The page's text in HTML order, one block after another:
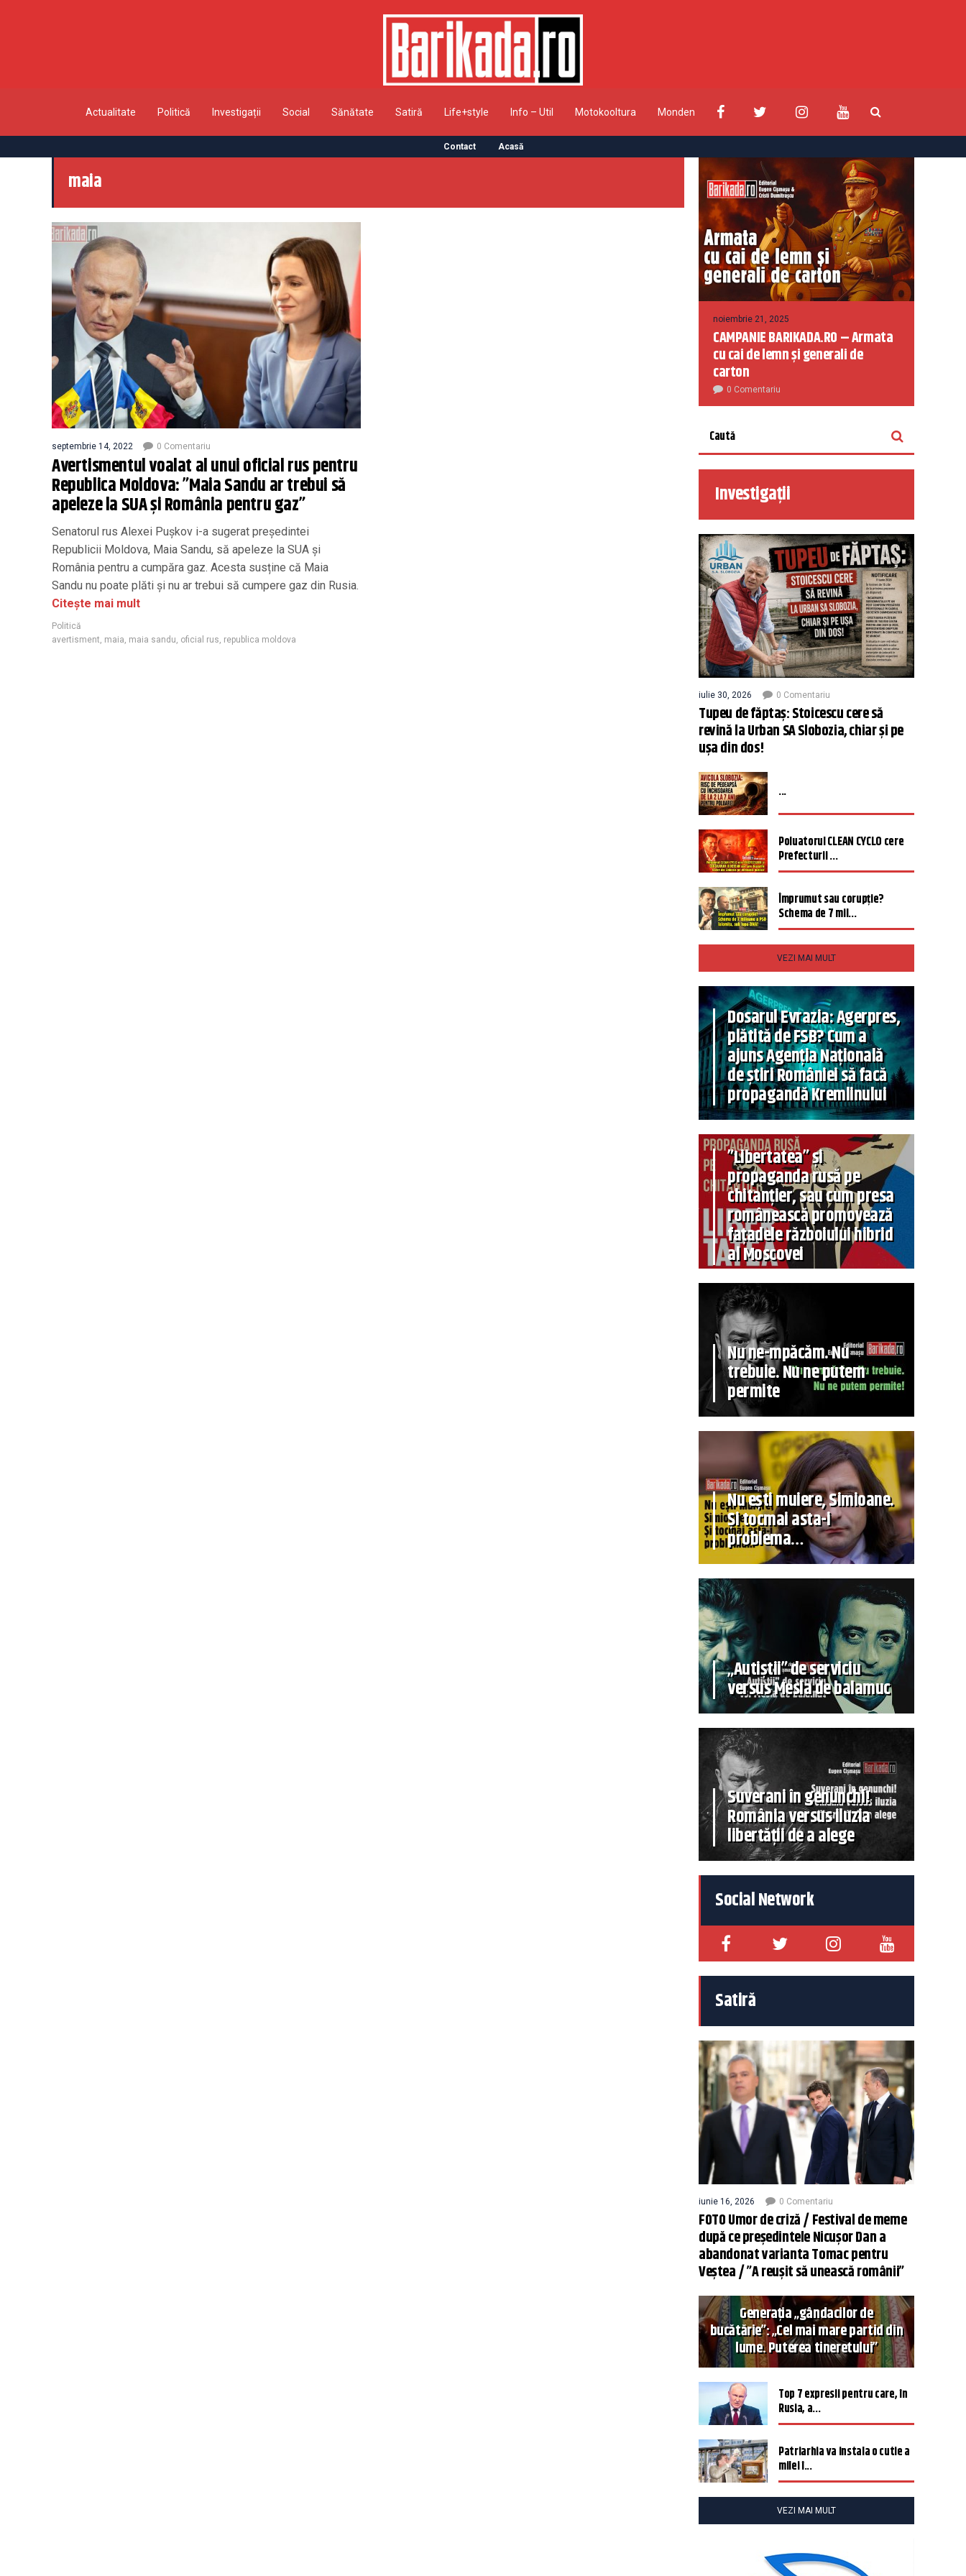
Actualitate Politică Investigații Social Sănătate Satiră Life+style Info – Util Motokooltura Monden
Contact Acasă
maia
septembrie 14, 2022 0 Comentariu
Avertismentul voalat al unui oficial rus pentru
Republica Moldova: ”Maia Sandu ar trebui să
apeleze la SUA și România pentru gaz”
Senatorul rus Alexei Pușkov i-a sugerat președintei
Republicii Moldova, Maia Sandu, să apeleze la SUA și
România pentru a cumpăra gaz. Acesta susține că Maia
Sandu nu poate plăti și nu ar trebui să cumpere gaz din Rusia.
Citește mai mult
Politică
avertisment maia maia sandu oficial rus republica moldova
noiembrie 21, 2025
CAMPANIE BARIKADA.RO – Armata
cu cai de lemn și generali de
carton
0 Comentariu
Investigații
iulie 30, 2026 0 Comentariu
Tupeu de făptaș: Stoicescu cere să
revină la Urban SA Slobozia, chiar și pe
ușa din dos!
...
Poluatorul CLEAN CYCLO cere
Prefecturii ...
Împrumut sau corupție?
Schema de 7 mil...
VEZI MAI MULT
Dosarul Evrazia: Agerpres,
plătită de FSB? Cum a
ajuns Agenția Națională
de știri României să facă
propagandă Kremlinului
”Libertatea” și
propaganda rusă pe
chitanțier, sau cum presa
românească promovează
fațadele războiului hibrid
al Moscovei
Nu ne-mpăcăm. Nu
trebuie. Nu ne putem
permite
Nu ești muiere, Simioane.
Și tocmai asta-i
problema…
„Autiștii” de serviciu
versus Mesia de balamuc
Suverani în genunchi!
România versus iluzia
libertății de a alege
Social Network
Satiră
iunie 16, 2026 0 Comentariu
FOTO Umor de criză / Festival de meme
după ce președintele Nicușor Dan a
abandonat varianta Tomac pentru
Veștea / ”A reușit să unească românii”
Generația „gândacilor de
bucătărie”: „Cel mai mare partid din
lume. Puterea tineretului”
Top 7 expresii pentru care, în
Rusia, a...
Patriarhia va instala o cutie a
milei î...
VEZI MAI MULT